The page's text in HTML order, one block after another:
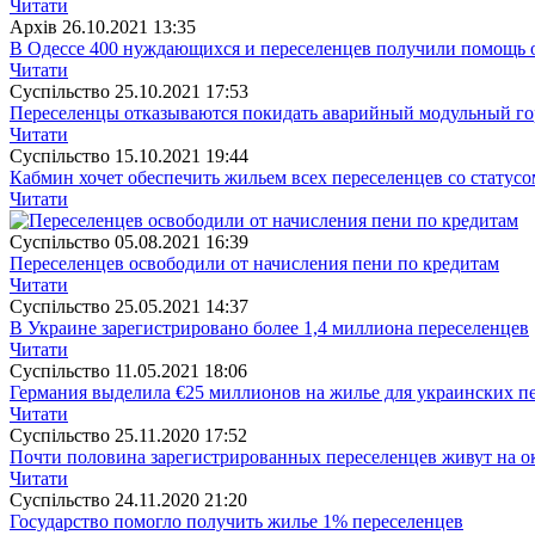
Читати
Архiв 26.10.2021 13:35
В Одессе 400 нуждающихся и переселенцев получили
Читати
Суспiльство 25.10.2021 17:53
Переселенцы отказываются покидать аварийный модульный
Читати
Суспiльство 15.10.2021 19:44
Кабмин хочет обеспечить жильем всех переселенцев со
Читати
Суспiльство 05.08.2021 16:39
Переселенцев освободили от начисления пени по кредитам
Читати
Суспiльство 25.05.2021 14:37
В Украине зарегистрировано более 1,4 миллиона переселенцев
Читати
Суспiльство 11.05.2021 18:06
Германия выделила €25 миллионов на жилье для украинских
Читати
Суспiльство 25.11.2020 17:52
Почти половина зарегистрированных переселенцев живут на
Читати
Суспiльство 24.11.2020 21:20
Государство помогло получить жилье 1% переселенцев